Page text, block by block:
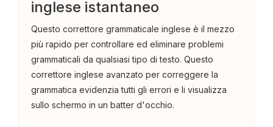
inglese istantaneo
Questo correttore grammaticale inglese è il mezzo
più rapido per controllare ed eliminare problemi
grammaticali da qualsiasi tipo di testo. Questo
correttore inglese avanzato per correggere la
grammatica evidenzia tutti gli errori e li visualizza
sullo schermo in un batter d'occhio.